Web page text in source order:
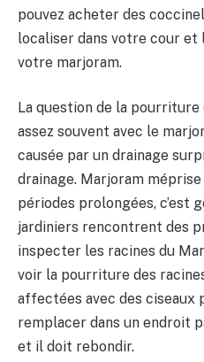
pouvez acheter des
localiser dans votre cour et
votre marjoram.
La question de la
assez souvent avec le
causée par un drainage
drainage. Marjoram
périodes prolongées, c’est
jardiniers rencontrent des
inspecter les racines du
voir la pourriture des
affectées avec des ciseaux
remplacer dans un endroit
et il doit rebondir.